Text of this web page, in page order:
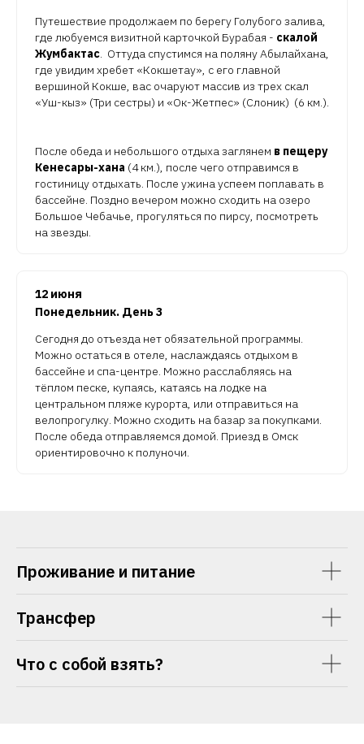
Путешествие продолжаем по берегу Голубого залива,
где любуемся визитной карточкой Бурабая - скалой
Жумбактас. Оттуда спустимся на поляну Абылайхана,
где увидим хребет «Кокшетау», с его главной
вершиной Кокше, вас очаруют массив из трех скал
«Уш-кыз» (Три сестры) и «Ок-Жетпес» (Слоник) (6 км.).
После обеда и небольшого отдыха заглянем в пещеру
Кенесары-хана (4 км.), после чего отправимся в
гостиницу отдыхать. После ужина успеем поплавать в
бассейне. Поздно вечером можно сходить на озеро
Большое Чебачье, прогуляться по пирсу, посмотреть
на звезды.
12 июня
Понедельник. День 3
Сегодня до отъезда нет обязательной программы.
Можно остаться в отеле, наслаждаясь отдыхом в
бассейне и спа-центре. Можно расслабляясь на
тёплом песке, купаясь, катаясь на лодке на
центральном пляже курорта, или отправиться на
велопрогулку. Можно сходить на базар за покупками.
После обеда отправляемся домой. Приезд в Омск
ориентировочно к полуночи.
Проживание и питание
Трансфер
Что с собой взять?